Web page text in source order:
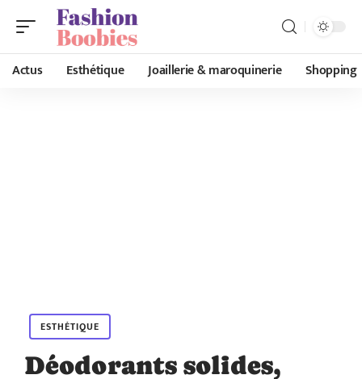
Actus Esthétique Joaillerie & maroquinerie Shopping
ESTHÉTIQUE
Déodorants solides,